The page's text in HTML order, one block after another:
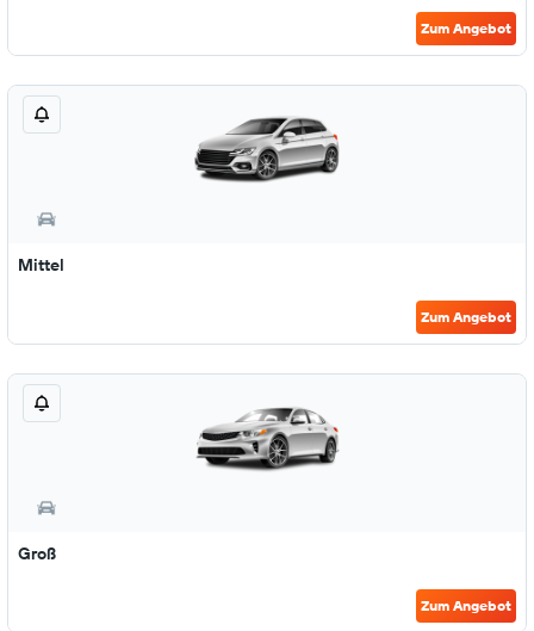
Zum Angebot
Mittel
Zum Angebot
Groß
Zum Angebot